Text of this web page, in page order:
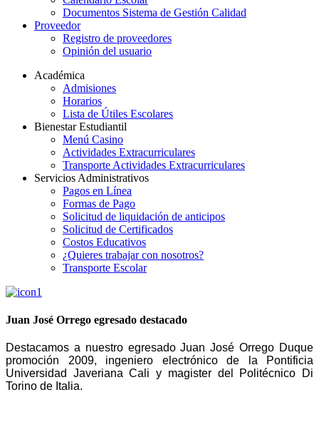
Documentos Sistema de Gestión Calidad
Proveedor
Registro de proveedores
Opinión del usuario
Académica
Admisiones
Horarios
Lista de Útiles Escolares
Bienestar Estudiantil
Menú Casino
Actividades Extracurriculares
Transporte Actividades Extracurriculares
Servicios Administrativos
Pagos en Línea
Formas de Pago
Solicitud de liquidación de anticipos
Solicitud de Certificados
Costos Educativos
¿Quieres trabajar con nosotros?
Transporte Escolar
Juan José Orrego egresado destacado
Destacamos a nuestro egresado Juan José Orrego Duque
promoción 2009, ingeniero electrónico de la Pontificia
Universidad Javeriana Cali y magister del Politécnico Di
Torino de Italia.